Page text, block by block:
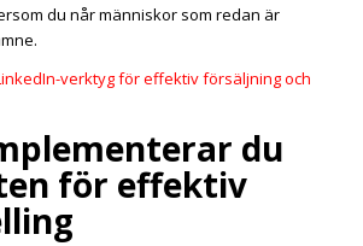
du når människor som redan är
verktyg för effektiv försäljning och
du
för effektiv